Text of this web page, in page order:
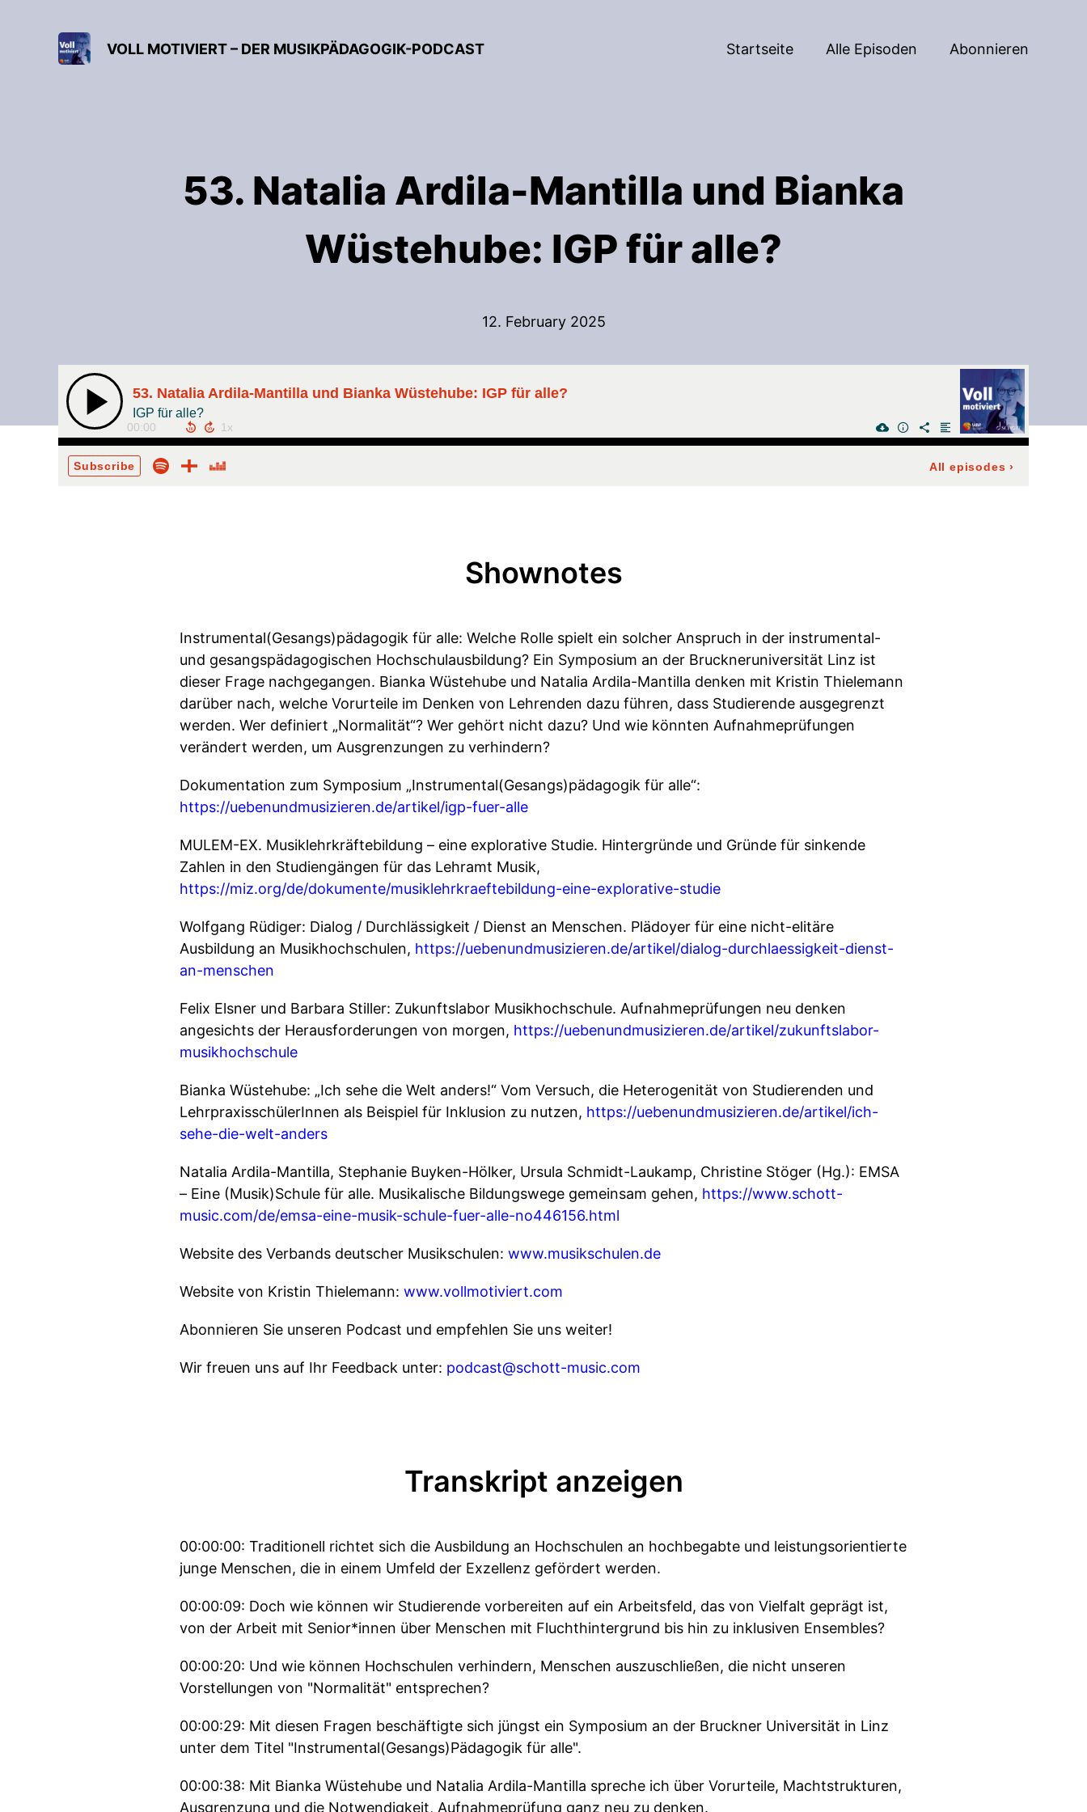
VOLL MOTIVIERT – DER MUSIKPÄDAGOGIK-PODCAST Startseite Alle Episoden Abonnieren
53. Natalia Ardila-Mantilla und Bianka
Wüstehube: IGP für alle?
12. February 2025
53. Natalia Ardila-Mantilla und Bianka Wüstehube: IGP für alle?
IGP für alle?
00:00
Subscribe All episodes ›
Shownotes
Instrumental(Gesangs)pädagogik für alle: Welche Rolle spielt ein solcher Anspruch in der instrumental-
und gesangspädagogischen Hochschulausbildung? Ein Symposium an der Bruckneruniversität Linz ist
dieser Frage nachgegangen. Bianka Wüstehube und Natalia Ardila-Mantilla denken mit Kristin Thielemann
darüber nach, welche Vorurteile im Denken von Lehrenden dazu führen, dass Studierende ausgegrenzt
werden. Wer definiert „Normalität“? Wer gehört nicht dazu? Und wie könnten Aufnahmeprüfungen
verändert werden, um Ausgrenzungen zu verhindern?
Dokumentation zum Symposium „Instrumental(Gesangs)pädagogik für alle“:
https://uebenundmusizieren.de/artikel/igp-fuer-alle
MULEM-EX. Musiklehrkräftebildung – eine explorative Studie. Hintergründe und Gründe für sinkende
Zahlen in den Studiengängen für das Lehramt Musik,
https://miz.org/de/dokumente/musiklehrkraeftebildung-eine-explorative-studie
Wolfgang Rüdiger: Dialog / Durchlässigkeit / Dienst an Menschen. Plädoyer für eine nicht-elitäre
Ausbildung an Musikhochschulen, https://uebenundmusizieren.de/artikel/dialog-durchlaessigkeit-dienst-
an-menschen
Felix Elsner und Barbara Stiller: Zukunftslabor Musikhochschule. Aufnahmeprüfungen neu denken
angesichts der Herausforderungen von morgen, https://uebenundmusizieren.de/artikel/zukunftslabor-
musikhochschule
Bianka Wüstehube: „Ich sehe die Welt anders!“ Vom Versuch, die Heterogenität von Studierenden und
LehrpraxisschülerInnen als Beispiel für Inklusion zu nutzen, https://uebenundmusizieren.de/artikel/ich-
sehe-die-welt-anders
Natalia Ardila-Mantilla, Stephanie Buyken-Hölker, Ursula Schmidt-Laukamp, Christine Stöger (Hg.): EMSA
– Eine (Musik)Schule für alle. Musikalische Bildungswege gemeinsam gehen, https://www.schott-
music.com/de/emsa-eine-musik-schule-fuer-alle-no446156.html
Website des Verbands deutscher Musikschulen: www.musikschulen.de
Website von Kristin Thielemann: www.vollmotiviert.com
Abonnieren Sie unseren Podcast und empfehlen Sie uns weiter!
Wir freuen uns auf Ihr Feedback unter: podcast@schott-music.com
Transkript anzeigen
00:00:00: Traditionell richtet sich die Ausbildung an Hochschulen an hochbegabte und leistungsorientierte
junge Menschen, die in einem Umfeld der Exzellenz gefördert werden.
00:00:09: Doch wie können wir Studierende vorbereiten auf ein Arbeitsfeld, das von Vielfalt geprägt ist,
von der Arbeit mit Senior*innen über Menschen mit Fluchthintergrund bis hin zu inklusiven Ensembles?
00:00:20: Und wie können Hochschulen verhindern, Menschen auszuschließen, die nicht unseren
Vorstellungen von "Normalität" entsprechen?
00:00:29: Mit diesen Fragen beschäftigte sich jüngst ein Symposium an der Bruckner Universität in Linz
unter dem Titel "Instrumental(Gesangs)Pädagogik für alle".
00:00:38: Mit Bianka Wüstehube und Natalia Ardila-Mantilla spreche ich über Vorurteile, Machtstrukturen,
Ausgrenzung und die Notwendigkeit, Aufnahmeprüfung ganz neu zu denken.